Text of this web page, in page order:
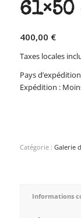
61×50
400,00 €
Taxes locales
Pays
Expédition :
Catégorie : Galerie
Informations